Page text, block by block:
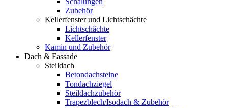
Zubehör
Kellerfenster und Lichtschächte
Lichtschächte
Kellerfenster
Kamin und Zubehör
Dach & Fassade
Steildach
Betondachsteine
Tondachziegel
Steildachzubehör
Trapezblech/Isodach & Zubehör